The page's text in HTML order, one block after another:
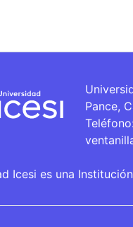
Pance,
Icesi es una